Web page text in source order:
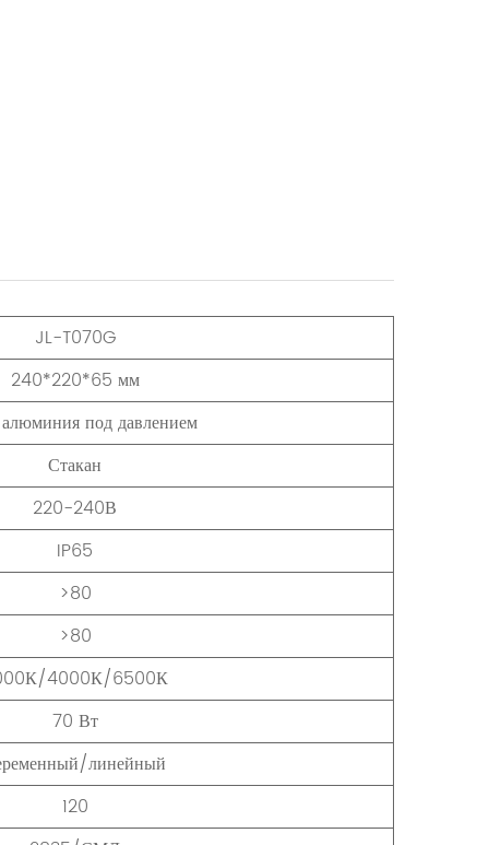
JL-T070G
240*220*65 мм
под давлением
Стакан
220-240В
IP65
>80
>80
4000К/6500К
70 Вт
линейный
120